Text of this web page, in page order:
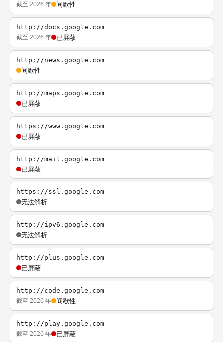
截至 2026 年 间歇性
http://docs.google.com
截至 2026 年 已屏蔽
http://news.google.com
间歇性
http://maps.google.com
已屏蔽
https://www.google.com
已屏蔽
http://mail.google.com
已屏蔽
https://ssl.google.com
无法解析
http://ipv6.google.com
无法解析
http://plus.google.com
已屏蔽
http://code.google.com
截至 2026 年 间歇性
http://play.google.com
截至 2026 年 已屏蔽